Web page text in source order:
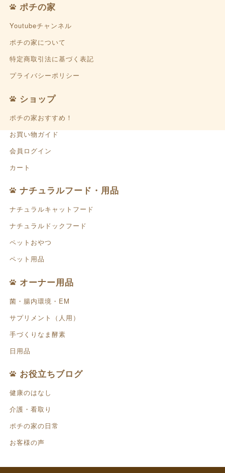
ポチの家
Youtubeチャンネル
ポチの家について
特定商取引法に基づく表記
プライバシーポリシー
ショップ
ポチの家おすすめ！
お買い物ガイド
会員ログイン
カート
ナチュラルフード・用品
ナチュラルキャットフード
ナチュラルドックフード
ペットおやつ
ペット用品
オーナー用品
菌・腸内環境・EM
サプリメント（人用）
手づくりなま酵素
日用品
お役立ちブログ
健康のはなし
介護・看取り
ポチの家の日常
お客様の声